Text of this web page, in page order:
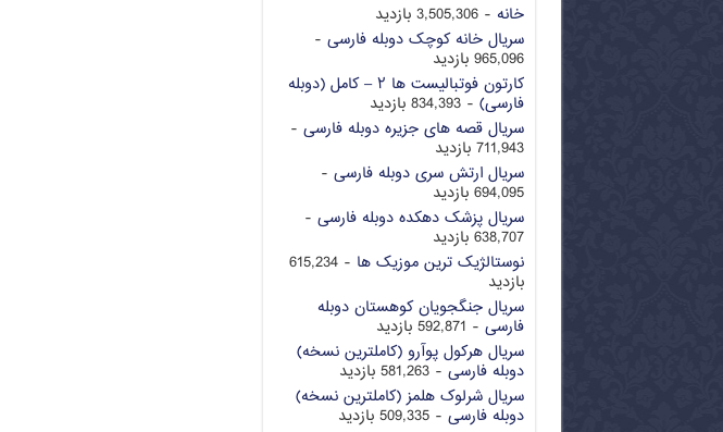
خانه - 3,505,306 بازدید
سریال خانه کوچک دوبله فارسی -
965,096 بازدید
کارتون فوتبالیست ها ۲ – کامل (دوبله
فارسی) - 834,393 بازدید
سریال قصه های جزیره دوبله فارسی -
711,943 بازدید
سریال ارتش سری دوبله فارسی -
694,095 بازدید
سریال پزشک دهکده دوبله فارسی -
638,707 بازدید
نوستالژیک ترین موزیک ها
- 615,234
بازدید
سریال جنگجویان کوهستان دوبله
فارسی - 592,871 بازدید
سریال هرکول پوآرو (کاملترین نسخه)
دوبله فارسی - 581,263 بازدید
سریال شرلوک هلمز (کاملترین نسخه)
دوبله فارسی - 509,335 بازدید